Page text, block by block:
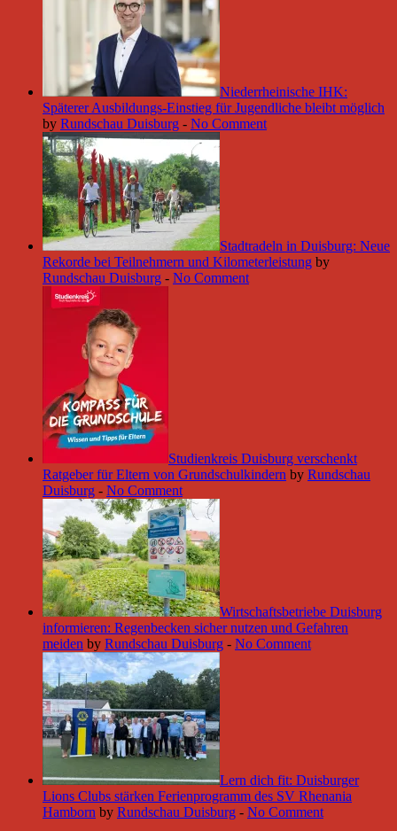
Niederrheinische IHK:
Späterer Ausbildungs-Einstieg für Jugendliche bleibt möglich
by Rundschau Duisburg - No Comment
Stadtradeln in Duisburg: Neue
Rekorde bei Teilnehmern und Kilometerleistung by
Rundschau Duisburg - No Comment
Studienkreis Duisburg verschenkt
Ratgeber für Eltern von Grundschulkindern by Rundschau
Duisburg - No Comment
Wirtschaftsbetriebe Duisburg
informieren: Regenbecken sicher nutzen und Gefahren
meiden by Rundschau Duisburg - No Comment
Lern dich fit: Duisburger
Lions Clubs stärken Ferienprogramm des SV Rhenania
Hamborn by Rundschau Duisburg - No Comment